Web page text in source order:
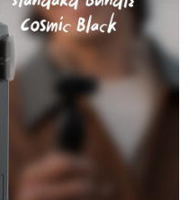
Pago con transferencia
Otros medios de pago
¡Paga
Cantidad
Disponibilidad